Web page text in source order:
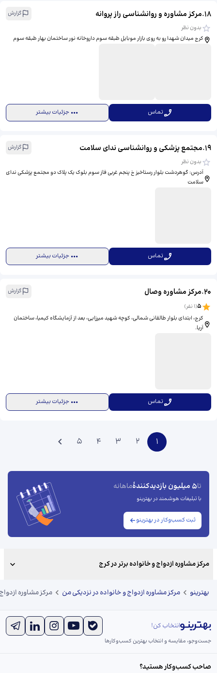
18
.مرکز مشاوره و روانشناسی راز پروانه
گزارش
بدون نظر
کرج میدان شهدا رو به روی بازار موبایل طبقه سوم داروخانه نور ساختمان بهار طبقه سوم
تماس جزئیات بیشتر
19
.مجتمع پزشکی و روانشناسی ندای سلامت
گزارش
بدون نظر
آدرس: گوهردشت بلوار رستاخیز خ پنجم غربی فاز سوم بلوک یک پلاک دو مجتمع پزشکی ندای
سلامت
تماس جزئیات بیشتر
20
.مرکز مشاوره وصال گزارش
5
(
1 نفر)
کرج، ابتدای بلوار طالقانی شمالی، کوچه شهید میرزایی، بعد از آزمایشگاه کیمیا، ساختمان
آریا.
تماس جزئیات بیشتر
1
2
3
4
5
تا5 میلیون بازدیدکنندهٔ ماهانه
با تبلیغات هوشمند در بهترینو
ثبت کسب‌وکار در بهترینو
مرکز مشاوره ازدواج و خانواده برتر در کرج
بهترینو مرکز مشاوره ازدواج و خانواده در نزدیکی من مرکز مشاوره
انتخاب کن!
جست‌و‌جو، مقایسه و انتخاب بهترین کسب‌وکارها
صاحب کسب‌وکار هستید؟